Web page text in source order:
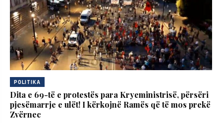
POLITIKA
Dita e 69-të e protestës para Kryeministrisë, përsëri
pjesëmarrje e ulët! I kërkojnë Ramës që të mos prekë
Zvërnec